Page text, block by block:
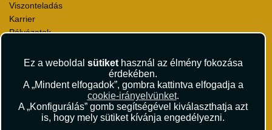
Ez a weboldal sütikethasznál az élmény fokozása
érdekében.
A „Mindent elfogadok”, gombra kattintva elfogadja a
cookie-irányelvünket.
A „Konfigurálás” gomb segítségével kiválaszthatja azt
is, hogy mely sütiket kívánja engedélyezni.
Viszonteladás
Karrier
Pályázatok
Környezettudatosság
Utazási Csomag Szerződési Feltételek
Útlemondás-biztosítás Szerződési Feltételek
Utasbiztosítás Szerződési Feltételek
Repülőjegy Szerződési Feltételek